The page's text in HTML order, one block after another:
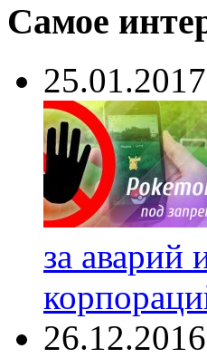
Самое
25.01.2017
за аварий
26.12.2016